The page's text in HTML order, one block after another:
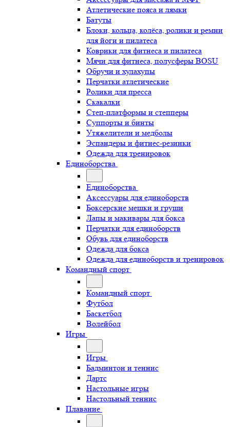
Атлетические пояса и лямки
Батуты
Блоки, кольца, колёса, ролики и ремни
для йоги и пилатеса
Коврики для фитнеса и пилатеса
Мячи для фитнеса, полусферы BOSU
Обручи и хулахупы
Перчатки атлетические
Ролики для пресса
Скакалки
Степ-платформы и степперы
Суппорты и бинты
Утяжелители и медболы
Эспандеры и фитнес-резинки
Одежда для тренировок
Единоборства
Единоборства
Аксессуары для единоборств
Боксерские мешки и груши
Лапы и макивары для бокса
Перчатки для единоборств
Обувь для единоборств
Одежда для бокса
Одежда для единоборств и тренировок
Командный спорт
Командный спорт
Футбол
Баскетбол
Волейбол
Игры
Игры
Бадминтон и теннис
Дартс
Настольные игры
Настольный теннис
Плавание